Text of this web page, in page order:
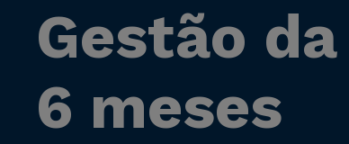
Gestão
6 meses